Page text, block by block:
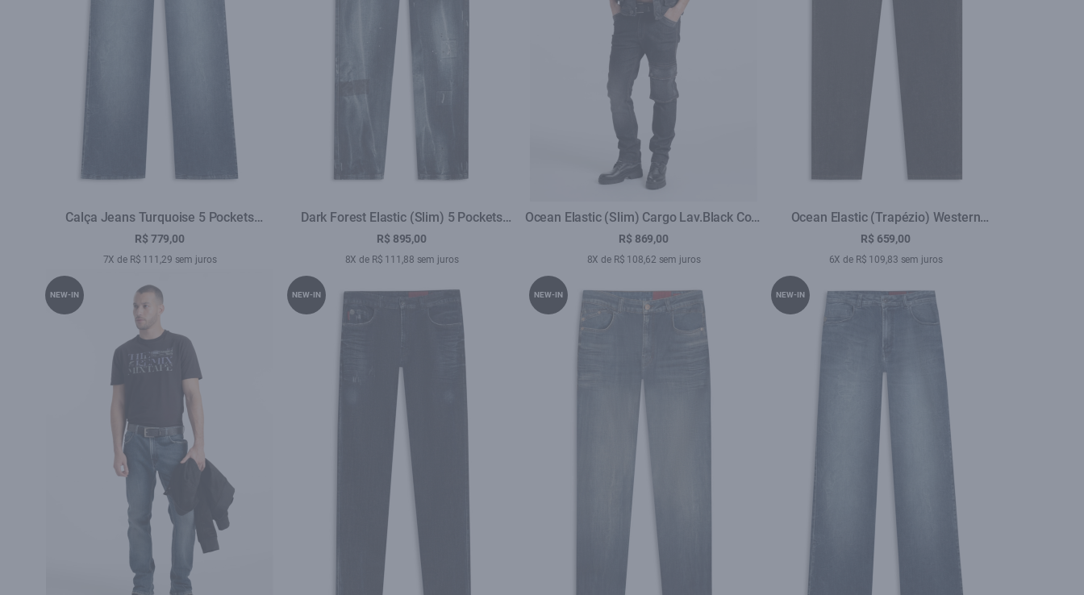
Calça Jeans Turquoise 5 Pockets
Lav.Medio C/ Rede
R$ 779,00
7X de R$ 111,29 sem juros
Dark Forest Elastic (Slim) 5 Pockets
Escuro C/ Tie Dye e Resp.
R$ 895,00
8X de R$ 111,88 sem juros
Ocean Elastic (Slim) Cargo Lav.Black Com
Resina
R$ 869,00
8X de R$ 108,62 sem juros
Ocean Elastic (Trapézio) Western
Amaciado
R$ 659,00
6X de R$ 109,83 sem juros
NEW-IN NEW-IN NEW-IN NEW-IN